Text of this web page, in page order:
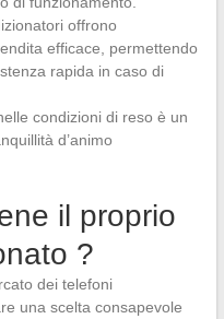
offrono
efficace, permettendo
rapida in caso di
condizioni di reso è un
d’animo
il proprio
?
dei telefoni
una scelta consapevole